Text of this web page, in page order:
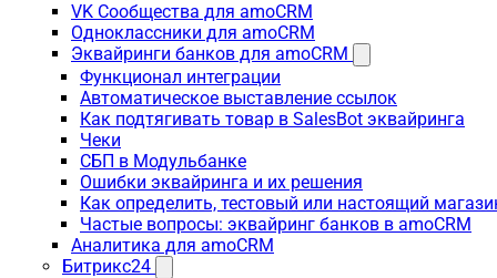
VK Сообщества для amoCRM
Одноклассники для amoCRM
Эквайринги банков для amoCRM
Функционал интеграции
Автоматическое выставление ссылок
Как подтягивать товар в SalesBot эквайринга
Чеки
СБП в Модульбанке
Ошибки эквайринга и их решения
Как определить, тестовый или настоящий
Частые вопросы: эквайринг банков в amoCRM
Аналитика для amoCRM
Битрикс24